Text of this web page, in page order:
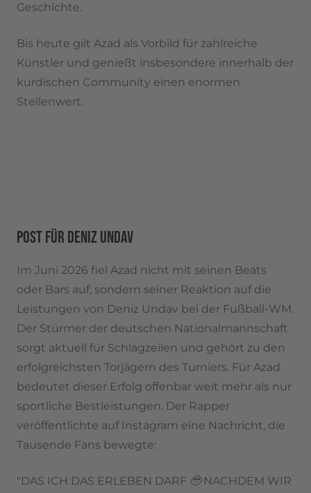
Geschichte.
Bis heute gilt Azad als Vorbild für zahlreiche
Künstler und genießt insbesondere innerhalb der
kurdischen Community einen enormen
Stellenwert.
POST FÜR DENIZ UNDAV
Im Juni 2026 fiel Azad nicht mit seinen Beats
oder Bars auf, sondern seiner Reaktion auf die
Leistungen von Deniz Undav bei der Fußball-WM.
Der Stürmer der deutschen Nationalmannschaft
sorgt aktuell für Schlagzeilen und gehört zu den
erfolgreichsten Torjägern des Turniers. Für Azad
bedeutet dieser Erfolg offenbar weit mehr als nur
sportliche Bestleistungen. Der Rapper
veröffentlichte auf Instagram eine Nachricht, die
Tausende Fans bewegte:
"DAS ICH DAS ERLEBEN DARF 🥹 NACHDEM WIR